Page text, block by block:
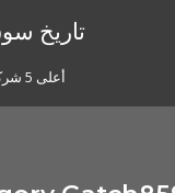
تاريخ
أعلى 5 شركات زيت المحرك في الهند